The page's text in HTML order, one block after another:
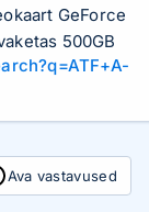
GeForce
500GB
ATX,
XP550.
Home
esitluste
NOD32 1
Ava vastavused